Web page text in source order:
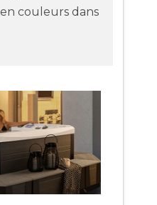
couleurs dans